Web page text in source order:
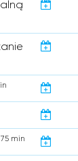
min